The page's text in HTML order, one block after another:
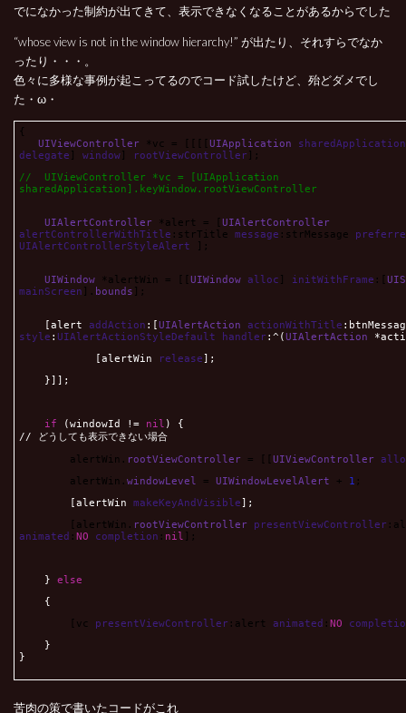
でになかった制約が出てきて、表示できなくなることがあるからでした
“whose view is not in the window hierarchy!” が出たり、それすらでなか
ったり・・・。
色々に多様な事例が起こってるのでコード試したけど、殆どダメでし
た・ω・
{
UIViewController *vc = [[[[UIApplication
sharedApplication
delegate ] window] rootViewController ];
// UIViewController *vc = [UIApplication
sharedApplication].keyWindow.rootViewController
UIAlertController *alert = [UIAlertController
alertControllerWithTitle :strTitle message :strMessage
UIAlertControllerStyleAlert ];
UIWindow *alertWin = [[UIWindow alloc ] initWithFrame :[
mainScreen ]. bounds ];
[alert addAction :[UIAlertAction actionWithTitle
style : UIAlertActionStyleDefault handler :^(UIAlertAction
[alertWin
release];
}]];
if (windowId != nil ) {
// どうしても表示できない場合
alertWin. rootViewController = [[UIViewController
alertWin. windowLevel = UIWindowLevelAlert + 1 ;
[alertWin makeKeyAndVisible];
[alertWin. rootViewController presentViewController
animated : NO completion : nil ];
} else
{
[vc presentViewController :alert animated : NO
}
}
苦肉の策で書いたコードがこれ